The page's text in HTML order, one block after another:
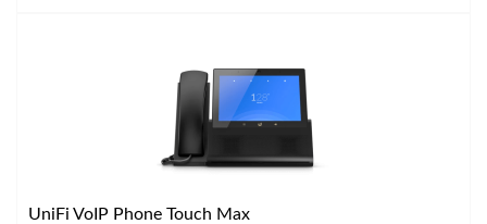
UniFi VoIP Phone Touch Max